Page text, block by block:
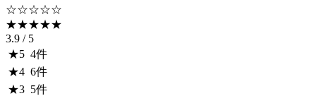
☆☆☆☆☆
★★★★★
3.9 / 5
★5 4件
★4 6件
★3 5件